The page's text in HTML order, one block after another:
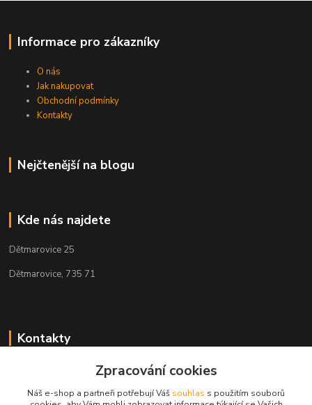
Informace pro zákazníky
O nás
Jak nakupovat
Obchodní podmínky
Kontakty
Nejčtenější na blogu
Kde nás najdete
Dětmarovice 25
Dětmarovice, 735 71
Kontakty
+420 731 444 327Zpracování cookies
Náš e-shop a partneři potřebují Váš souhlas s použitím souborů